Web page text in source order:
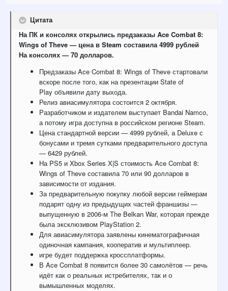
Цитата
На ПК и консолях открылись предзаказы Ace Combat 8:
Wings of Theve — цена в Steam составила 4999 рублей
На консолях — 70 долларов.
Предзаказы Ace Combat 8: Wings of Theve стартовали
вскоре после того, как на презентации State of
Play объявили дату выхода.
Релиз авиасимулятора состоится 2 октября.
Разработчиком и издателем выступает Bandai Namco,
а потому игра доступна в российском регионе Steam.
Цена стандартной версии — 4999 рублей, а Deluxe с
бонусами и тремя сутками предварительного доступа
— 6429 рублей.
На PS5 и Xbox Series X|S стоимость Ace Combat 8:
Wings of Theve составила 70 или 90 долларов в
зависимости от издания.
За предварительную покупку любой версии геймерам
подарят одну из предыдущих частей франшизы —
выпущенную в 2006-м The Belkan War, которая прежде
была эксклюзивом PlayStation 2.
Для авиасимулятора заявлены кинематографичная
одиночная кампания, кооператив и мультиплеер.
игре будет поддержка кроссплатформы.
В Ace Combat 8 появится более 30 самолётов — речь
идёт как о реальных истребителях, так и о
вымышленных моделях.